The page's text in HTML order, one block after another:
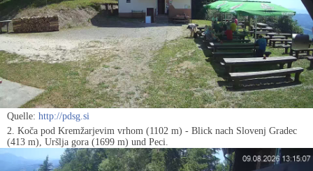
Quelle: http://pdsg.si
2. Koča pod Kremžarjevim vrhom (1102 m) - Blick nach Slovenj Gradec
(413 m), Uršlja gora (1699 m) und Peci.